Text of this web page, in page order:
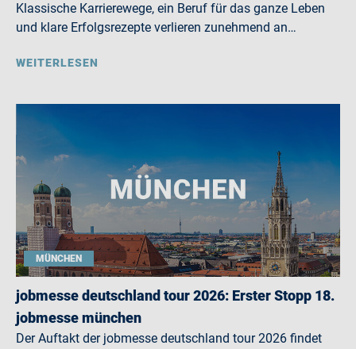
Klassische Karrierewege, ein Beruf für das ganze Leben
und klare Erfolgsrezepte verlieren zunehmend an…
WEITERLESEN
MÜNCHEN
jobmesse deutschland tour 2026: Erster Stopp 18.
jobmesse münchen
Der Auftakt der jobmesse deutschland tour 2026 findet